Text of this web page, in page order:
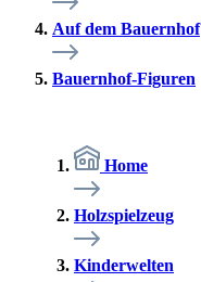
Auf dem Bauernhof
Bauernhof-Figuren
Home
Holzspielzeug
Kinderwelten